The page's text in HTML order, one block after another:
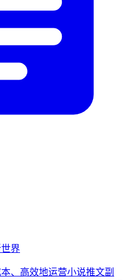
界
、高效地运营小说推文副